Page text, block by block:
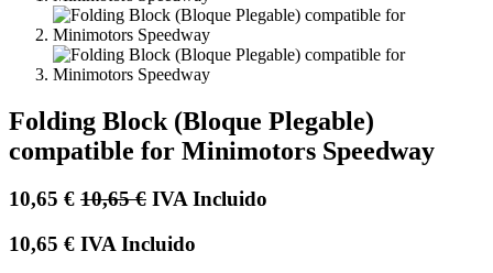
Folding Block (Bloque Plegable)
compatible for Minimotors Speedway
10,65 € 10,65€ IVA Incluido
10,65 € IVA Incluido